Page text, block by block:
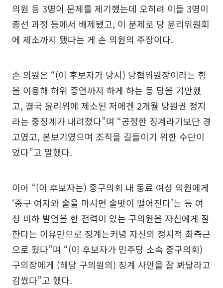
의원 등 3명이 문제를 제기했는데 오히려 이들 3명이
총선 과정 등에서 배제됐고, 이 문제로 당 윤리위원회
에 제소까지 됐다는 게 손 의원의 주장이다.
손 의원은 “(이 후보자가 당시) 당협위원장이라는 힘
을 이용해 허위 증언까지 하게 하는 등 당을 기만했
고, 결국 윤리위에 제소된 저에겐 2개월 당원권 정지
라는 중징계가 내려졌다”며 “공정한 징계라기보단 경
고였고, 본보기였으며 조직을 길들이기 위한 수단이
었다”고 말했다.
이어 “(이 후보자는) 중구의회 내 동료 여성 의원에게
‘중구 여자와 술을 마시면 술맛이 떨어진다’는 등 여
성 비하 발언을 한 전력이 있는 구의원을 자신에게 잘
한다는 이유만으로 징계는커녕 자신의 정치적 최측근
으로 뒀다”며 “(이 후보자가 민주당 소속 중구의회)
구의장에게 (해당 구의원의) 징계 사안을 잘 봐달라고
감쌌다”고 했다.